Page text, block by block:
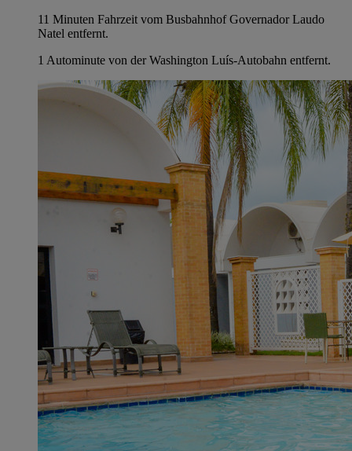
11 Minuten Fahrzeit vom Busbahnhof Governador Laudo
Natel entfernt.
1 Autominute von der Washington Luís-Autobahn entfernt.